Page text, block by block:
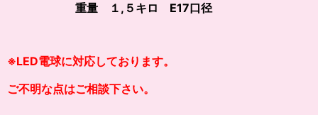
重量 １,５キロ E17口径
※LED電球に対応しております。
ご不明な点はご相談下さい。